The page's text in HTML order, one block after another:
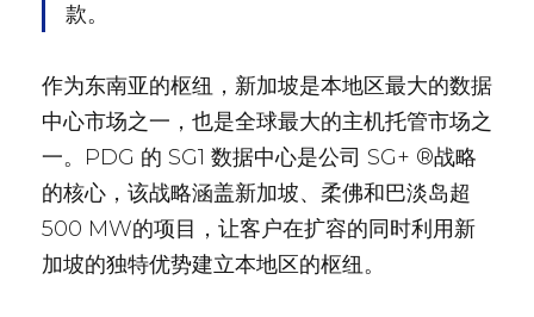
款。
作为东南亚的枢纽，新加坡是本地区最大的数据
中心市场之一，也是全球最大的主机托管市场之
一。PDG 的 SG1 数据中心是公司 SG+ ®战略
的核心，该战略涵盖新加坡、柔佛和巴淡岛超
500 MW的项目，让客户在扩容的同时利用新
加坡的独特优势建立本地区的枢纽。